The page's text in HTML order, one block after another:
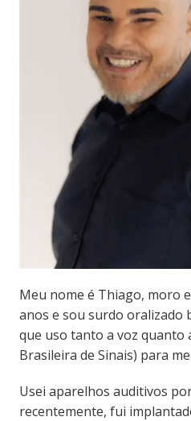
Meu nome é Thiago, moro
anos e sou surdo
que uso tanto a voz quanto
Brasileira de Sinais) para
Usei aparelhos auditivos
recentemente, fui